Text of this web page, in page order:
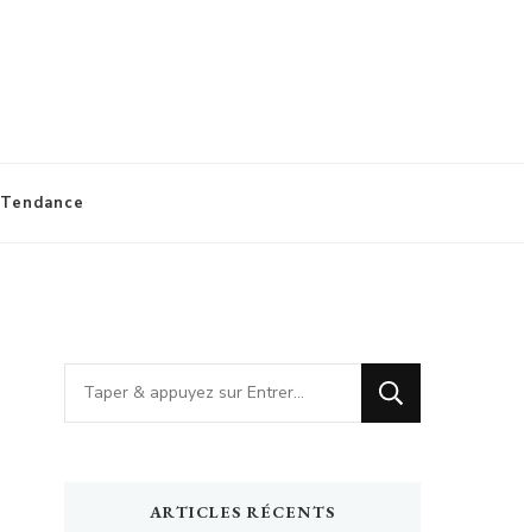
Tendance
Vous
recherchiez
ARTICLES RÉCENTS